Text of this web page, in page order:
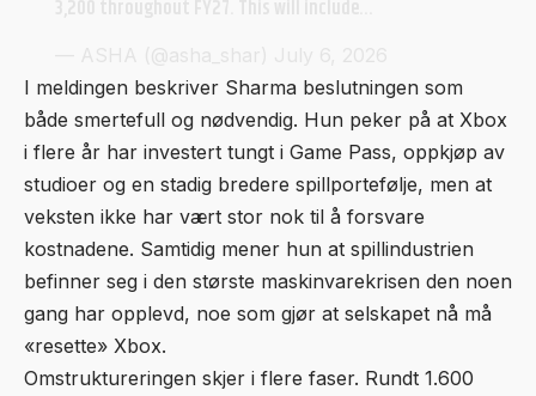
I meldingen beskriver Sharma beslutningen som
både smertefull og nødvendig. Hun peker på at Xbox
i flere år har investert tungt i Game Pass, oppkjøp av
studioer og en stadig bredere spillportefølje, men at
veksten ikke har vært stor nok til å forsvare
kostnadene. Samtidig mener hun at spillindustrien
befinner seg i den største maskinvarekrisen den noen
gang har opplevd, noe som gjør at selskapet nå må
«resette» Xbox.
Omstruktureringen skjer i flere faser. Rundt 1.600